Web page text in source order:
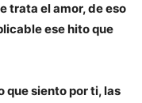
trata el amor, de eso
ese hito que
que siento por ti, las